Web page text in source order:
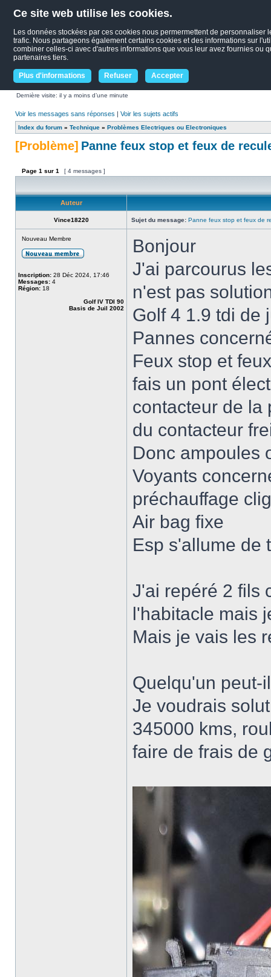
Ce site web utilise les cookies.
Les données stockées par ces cookies nous permermettent de
trafic. Nous partageons également certains cookies et des informations sur
combiner celles-ci avec d'autres informations que vous leur avez fournies ou
partenaires tiers.
Plus d'informations Refuser Accepter
Dernière visite: il y a moins d’une minute
Voir les messages sans réponses | Voir les sujets actifs
Index du forum » Technique » Problèmes Electriques ou Electroniques
[Problème] Panne feux stop et feux de
Page 1 sur 1 [ 4 messages ]
Auteur
Vince18220 Sujet du message: Panne feux stop et feux de
Nouveau Membre
Inscription: 28 Déc 2024, 17:46
Messages: 4
Région: 18
Golf IV TDI 90
Basis de Juil 2002
Bonjour
J'ai parcourus
n'est pas
Golf 4 1.9 tdi de
Pannes
Feux stop et
fais un pont
contacteur de la
du contacteur
Donc ampoules
Voyants
préchauffage
Air bag fixe
Esp s'allume de
J'ai repéré 2 fils
l'habitacle mais
Mais je vais les
Quelqu'un peut-
Je voudrais
345000 kms,
faire de frais de